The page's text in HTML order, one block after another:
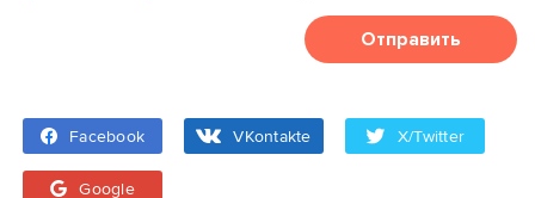
Отправить
Facebook VKontakte X/Twitter
Google